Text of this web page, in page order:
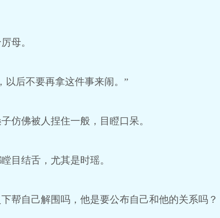
母。
以后不要再拿这件事来闹。”
仿佛被人捏住一般，目瞪口呆。
目结舌，尤其是时瑶。
帮自己解围吗，他是要公布自己和他的关系吗？